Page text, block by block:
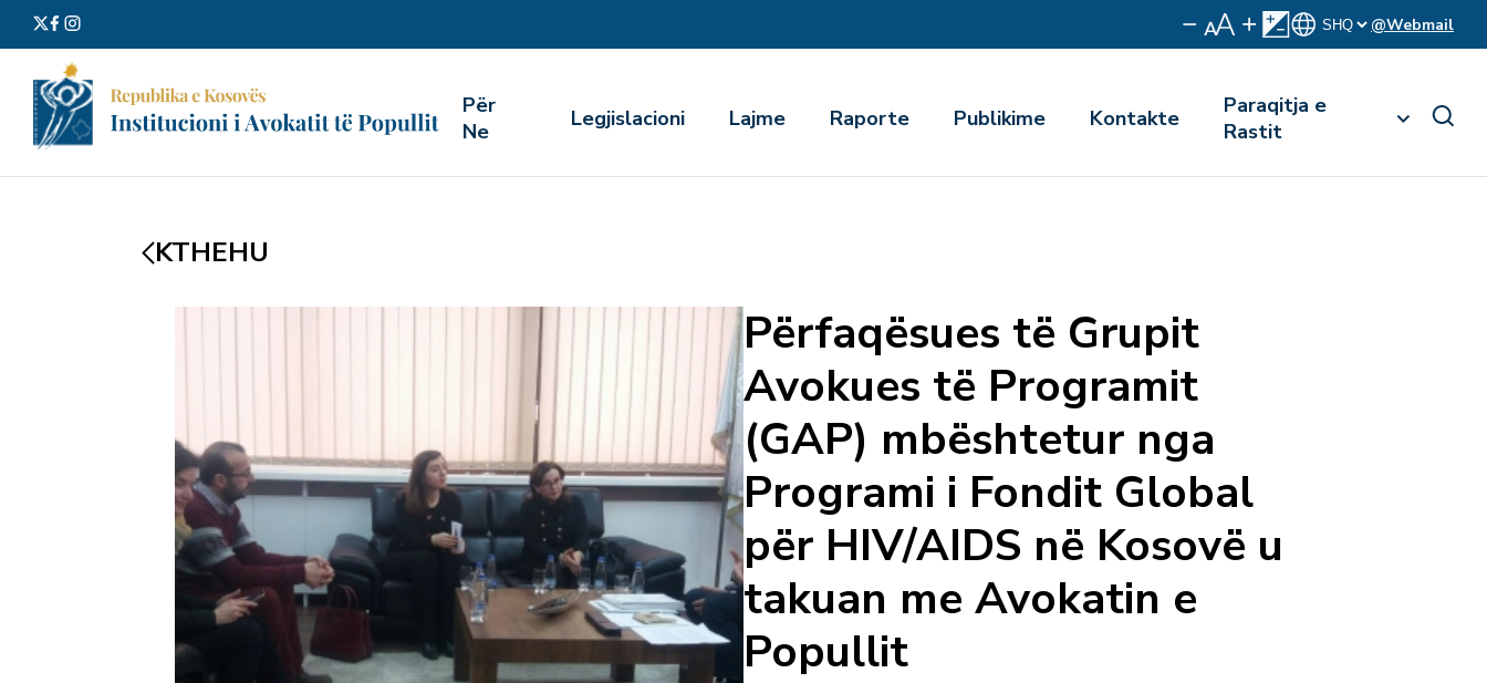
@Webmail
Për
Ne
Legjislacioni Lajme Raporte Publikime Kontakte
Paraqitja e
Rastit
KTHEHU
Përfaqësues të Grupit
Avokues të Programit
(GAP) mbështetur nga
Programi i Fondit Global
për HIV/AIDS në Kosovë u
takuan me Avokatin e
Popullit